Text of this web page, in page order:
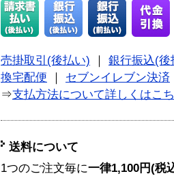
売掛取引(後払い)
銀行振込(後
換宅配便
セブンイレブン決済
⇒支払方法について詳しくはこ
送料について
1つのご注文毎に一律1,100円(税